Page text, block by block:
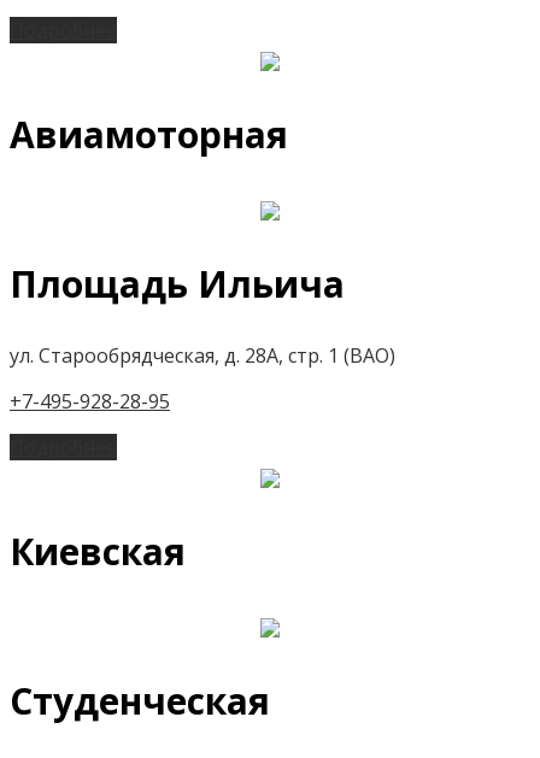
Авиамоторная
Площадь Ильича
ул. Старообрядческая, д. 28А, стр. 1 (ВАО)
+7-495-928-28-95
Киевская
Студенческая